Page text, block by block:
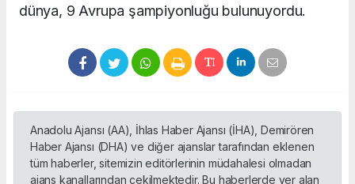
dünya, 9 Avrupa şampiyonluğu bulunuyordu.
Anadolu Ajansı (AA), İhlas Haber Ajansı (İHA), Demirören
Haber Ajansı (DHA) ve diğer ajanslar tarafından eklenen
tüm haberler, sitemizin editörlerinin müdahalesi olmadan
ajans kanallarından çekilmektedir. Bu haberlerde yer alan